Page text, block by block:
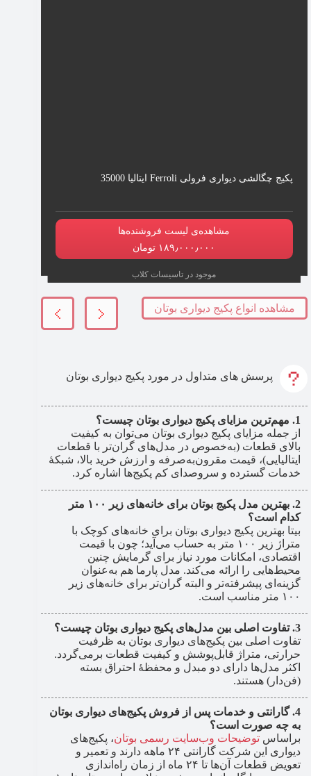
پکیج چگالشی دیواری فرولی Ferroli ایتالیا 35000
مشاهده‌ی لیست فروشنده‌ها
۱۸۹٫۰۰۰٫۰۰۰ تومان
موجود در تاسیسات کلاب
مشاهده انواع پکیج دیواری بوتان
پرسش های متداول در مورد پکیج دیواری بوتان
مهم‌ترین مزایای پکیج دیواری بوتان چیست؟
از جمله مزایای پکیج دیواری بوتان می‌توان به کیفیت
بالای قطعات (به‌خصوص در مدل‌های گران‌تر با قطعات
ایتالیایی)، قیمت مقرون‌به‌صرفه و ارزش خرید بالا، شبکۀ
خدمات گسترده و سروصدای کم پکیج‌ها اشاره کرد.
بهترین مدل پکیج بوتان برای خانه‌های زیر ۱۰۰ متر
کدام است؟
بیتا بهترین پکیج دیواری بوتان برای خانه‌های کوچک با
متراژ زیر ۱۰۰ متر به حساب می‌آید؛ چون با قیمت
اقتصادی، امکانات مورد نیاز برای گرمایش چنین
محیط‌هایی را ارائه می‌کند. مدل پارما هم به‌عنوان
گزینه‌ای پیشرفته‌تر و البته گران‌تر برای خانه‌های زیر
۱۰۰ متر مناسب است.
تفاوت اصلی بین مدل‌های پکیج دیواری بوتان چیست؟
تفاوت اصلی بین پکیج‌های دیواری بوتان به ظرفیت
حرارتی، متراژ قابل‌پوشش و کیفیت قطعات برمی‌گردد.
اکثر مدل‌ها دارای دو مبدل و محفظۀ احتراق بسته
(فن‌دار) هستند.
گارانتی و خدمات پس از فروش پکیج‌های دیواری بوتان
به چه صورت است؟
براساس توضیحات وب‌سایت رسمی بوتان، پکیج‌های
دیواری این شرکت گارانتی ۲۴ ماهه دارند و تعمیر و
تعویض قطعات آن‌ها تا ۲۴ ماه از زمان راه‌اندازی